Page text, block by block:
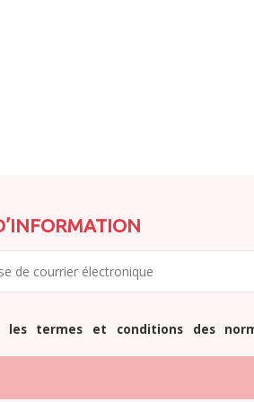
les termes et conditions des